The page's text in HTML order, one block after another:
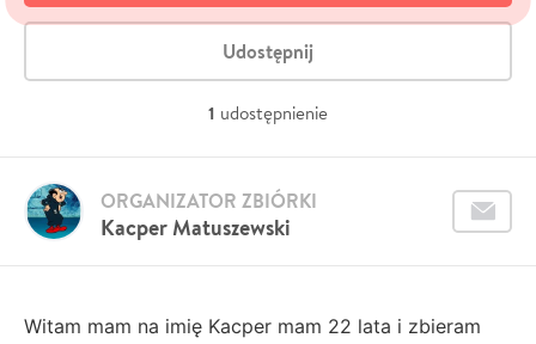
Udostępnij
1 udostępnienie
Kacper Matuszewski
ORGANIZATOR ZBIÓRKI
Witam mam na imię Kacper mam 22 lata i zbieram